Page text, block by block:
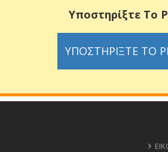
Υποστηρίξτε Το
ΥΠΟΣΤΗΡΊΞΤΕ ΤΟ